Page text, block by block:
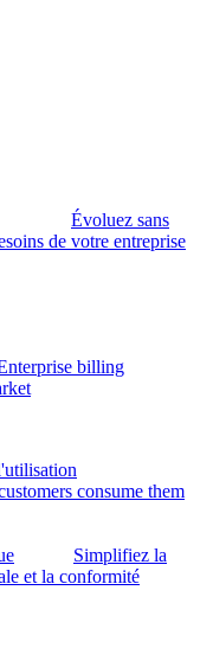
Évoluez sans
de votre entreprise
billing
consume them
Simplifiez la
et la conformité